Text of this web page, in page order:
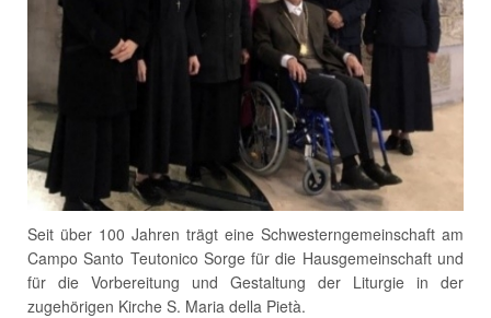
Seit über 100 Jahren trägt eine Schwesterngemeinschaft am
Campo Santo Teutonico Sorge für die Hausgemeinschaft und
für die Vorbereitung und Gestaltung der Liturgie in der
zugehörigen Kirche S. Maria della Pietà.